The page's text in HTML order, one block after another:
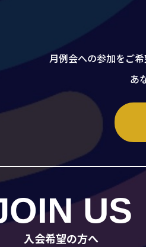
月例会への参加をご
あ
US
入会希望の方へ